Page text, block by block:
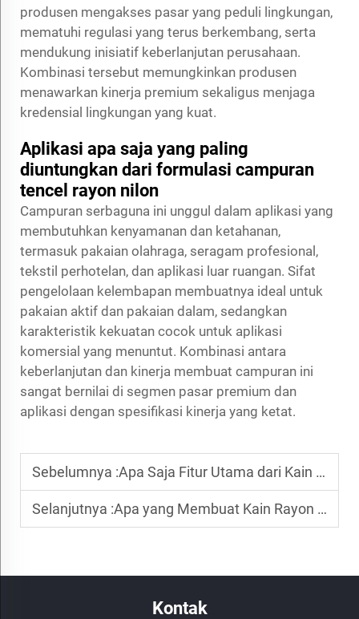
produsen mengakses pasar yang peduli lingkungan,
mematuhi regulasi yang terus berkembang, serta
mendukung inisiatif keberlanjutan perusahaan.
Kombinasi tersebut memungkinkan produsen
menawarkan kinerja premium sekaligus menjaga
kredensial lingkungan yang kuat.
Aplikasi apa saja yang paling
diuntungkan dari formulasi campuran
tencel rayon nilon
Campuran serbaguna ini unggul dalam aplikasi yang
membutuhkan kenyamanan dan ketahanan,
termasuk pakaian olahraga, seragam profesional,
tekstil perhotelan, dan aplikasi luar ruangan. Sifat
pengelolaan kelembapan membuatnya ideal untuk
pakaian aktif dan pakaian dalam, sedangkan
karakteristik kekuatan cocok untuk aplikasi
komersial yang menuntut. Kombinasi antara
keberlanjutan dan kinerja membuat campuran ini
sangat bernilai di segmen pasar premium dan
aplikasi dengan spesifikasi kinerja yang ketat.
Sebelumnya :Apa Saja Fitur Utama dari Kain Nilon Berbasis Bio
Selanjutnya :Apa yang Membuat Kain Rayon Populer dalam Produksi Pakaian Saat Ini
Kontak